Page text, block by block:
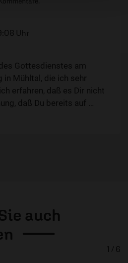
Uhr
Gottesdienstes am
in Mühltal, die ich sehr
erfahren, daß es Dir nicht
daß Du bereits auf
…
auch
1 / 6